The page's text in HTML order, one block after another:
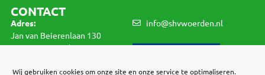
Wij gebruiken cookies om onze site en onze service te optimaliseren.
CONTACT
Adres:
Jan van Beierenlaan 130
3445 VV Woerden
K.v.K.: 40464598
info@shvwoerden.nl